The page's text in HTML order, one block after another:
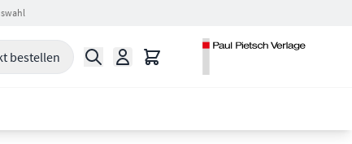
bestellen Suche Warenkorb